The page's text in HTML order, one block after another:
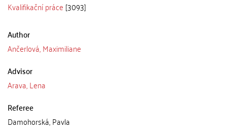
Kvalifikační práce [3093]
Author
Ančerlová, Maximiliane
Advisor
Arava, Lena
Referee
Damohorská, Pavla